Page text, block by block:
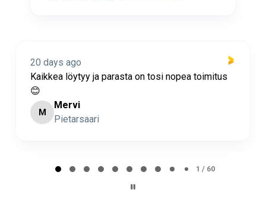
on tosi nopea toimitus
20 days ago
Nopea toimitus ja
ML Minna Lehto